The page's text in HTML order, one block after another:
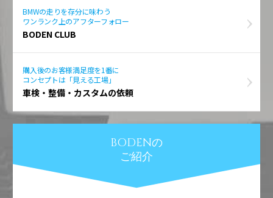
BMWの走りを存分に味わう
ワンランク上のアフターフォロー
BODEN CLUB
購入後のお客様満足度を1番に
コンセプトは「見える工場」
車検・整備・カスタムの依頼
BODENの
ご紹介